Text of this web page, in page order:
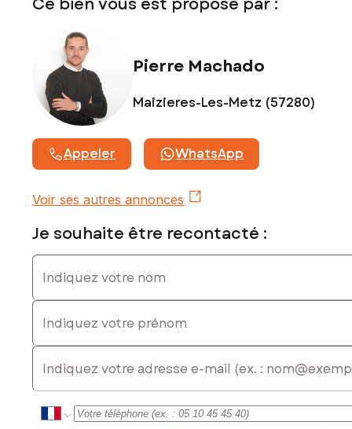
Honoraires charge vendeur
Contactez votre conseiller SAFTI : Pierre MACHADO, Tél. :
0633066324, E-mail : pierre.machado@safti.fr - EI - Agent
commercial immatriculé au RSAC de Metz sous le numéro
980962096
Ce bien vous est proposé par :
Pierre Machado
Maizieres-Les-Metz (57280)
Appeler WhatsApp
Voir ses autres annonces
Je souhaite être recontacté :
Indiquez votre nom
Indiquez votre prénom
E-mail